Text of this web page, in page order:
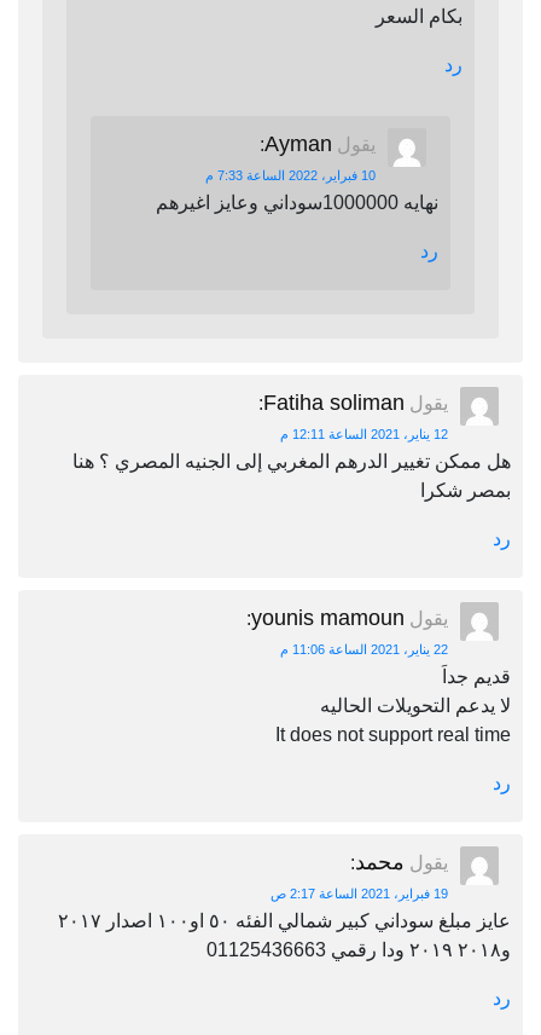
بكام السعر
رد
يقول Ayman
:
10 فبراير، 2022 الساعة 7:33 م
نهايه 1000000سوداني وعايز اغيرهم
رد
يقول Fatiha soliman
:
12 يناير، 2021 الساعة 12:11 م
هل ممكن تغيير الدرهم المغربي إلى الجنيه المصري ؟ هنا
بمصر شكرا
رد
يقول younis mamoun
:
22 يناير، 2021 الساعة 11:06 م
قديم جداَ
لا يدعم التحويلات الحاليه
It does not support real time
رد
يقول محمد:
19 فبراير، 2021 الساعة 2:17 ص
عايز مبلغ سوداني كبير شمالي الفئه ٥٠ او١٠٠ اصدار ٢٠١٧
و٢٠١٨ ٢٠١٩ ودا رقمي 01125436663
رد